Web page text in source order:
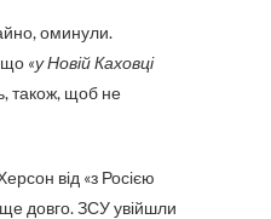
оминули.
що «у Новій Каховці
також, щоб не
від «з Росією
довго. ЗСУ увійшли